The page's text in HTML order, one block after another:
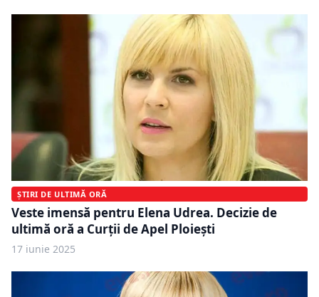
ȘTIRI DE ULTIMĂ ORĂ
Veste imensă pentru Elena Udrea. Decizie de
ultimă oră a Curții de Apel Ploiești
17 iunie 2025